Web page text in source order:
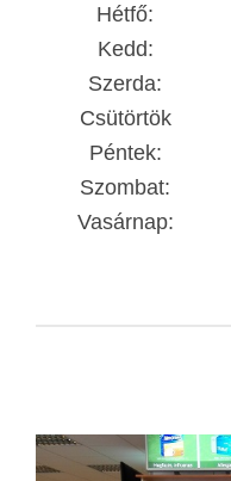
Hétfő:
Kedd:
Szerda:
Csütörtök
Péntek:
Szombat:
Vasárnap: